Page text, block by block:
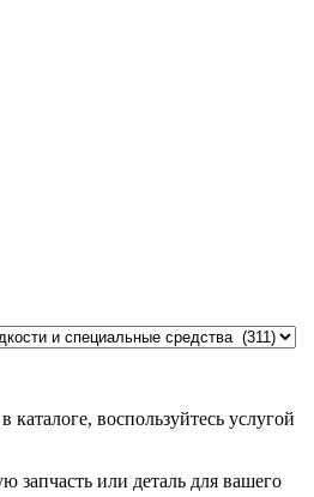
воспользуйтесь услугой
или деталь для вашего